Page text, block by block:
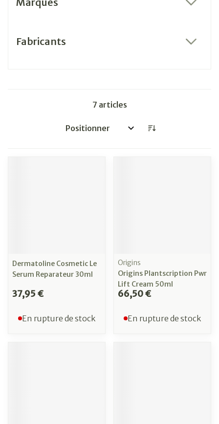
Fabricants
7 articles
Trier par:
Dermatoline Cosmetic Le
Serum Reparateur 30ml
37,95 €
En rupture de stock
Origins
Origins Plantscription Pwr
Lift Cream 50ml
66,50 €
En rupture de stock